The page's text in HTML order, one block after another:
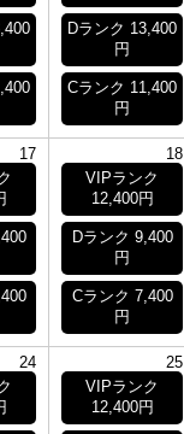
Dランク 13,400
円
Cランク 11,400
円
17
18
VIPランク
12,400円
Dランク 9,400
円
Cランク 7,400
円
24
25
VIPランク
12,400円